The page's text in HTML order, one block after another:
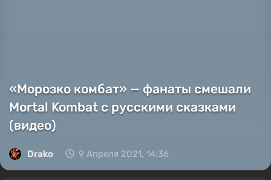
«Морозко комбат» — фанаты смешали
Mortal Kombat с русскими сказками
(видео)
Drako 9 Апреля 2021, 14:36